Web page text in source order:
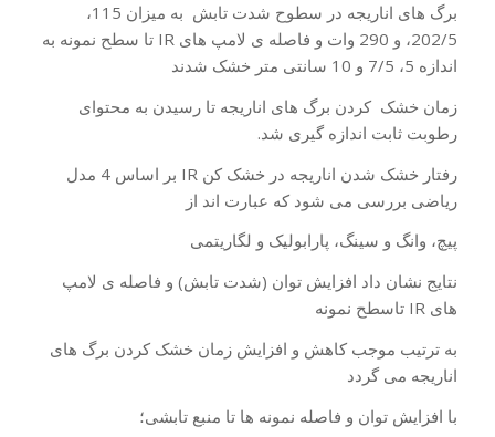
برگ هاى اناریجه در سطوح شدت تابش به میزان 115،
202/5، و 290 وات و فاصله ی لامپ های IR تا سطح نمونه به
اندازه 5، 7/5 و 10 سانتی متر خشک شدند
زمان خشک کردن برگ هاى اناریجه تا رسیدن به محتواى
رطوبت ثابت اندازه گیرى شد.
رفتار خشک شدن اناریجه در خشک کن IR بر اساس 4 مدل
ریاضی بررسی می شود که عبارت اند از
پیچ، وانگ و سینگ، پارابولیک و لگاریتمى
نتایج نشان داد افزایش توان (شدت تابش) و فاصله ی لامپ
های IR تاسطح نمونه
به ترتیب موجب کاهش و افزایش زمان خشک کردن برگ های
اناریجه می گردد
با افزایش توان و فاصله نمونه ها تا منبع تابشى؛